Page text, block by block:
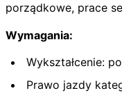
porządkowe, prace
Wymagania:
Wykształcenie:
Prawo jazdy